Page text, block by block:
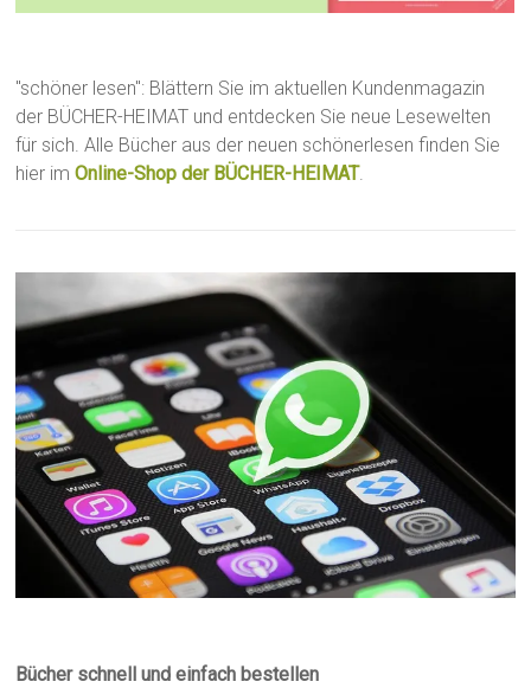
"schöner lesen": Blättern Sie im aktuellen Kundenmagazin
der BÜCHER-HEIMAT und entdecken Sie neue Lesewelten
für sich. Alle Bücher aus der neuen schönerlesen finden Sie
hier imOnline-Shop der BÜCHER-HEIMAT.
Bücher schnell und einfach bestellen